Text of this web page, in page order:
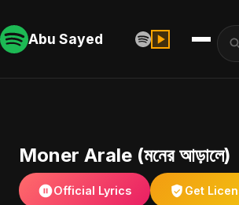
Abu Sayed
Moner Arale (মনের আড়ালে)
Official Lyrics Get